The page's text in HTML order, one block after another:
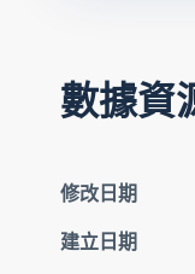
數據資
修改日期
建立日期